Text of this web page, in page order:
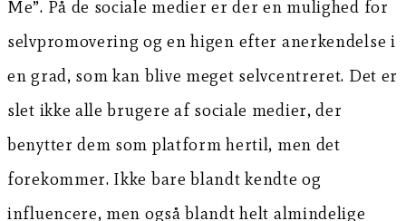
Me”. På de sociale medier er der en mulighed for
selvpromovering og en higen efter anerkendelse i
en grad, som kan blive meget selvcentreret. Det er
slet ikke alle brugere af sociale medier, der
benytter dem som platform hertil, men det
forekommer. Ikke bare blandt kendte og
influencere, men også blandt helt almindelige